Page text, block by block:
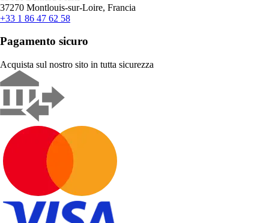
37270 Montlouis-sur-Loire, Francia
+33 1 86 47 62 58
Pagamento sicuro
Acquista sul nostro sito in tutta sicurezza